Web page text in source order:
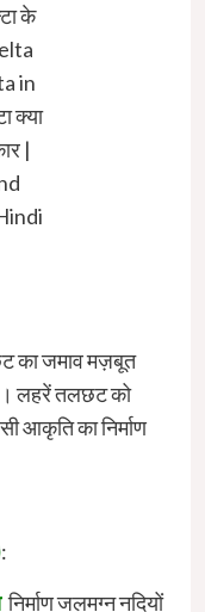
के
in
क्या
|
का जमाव मज़बूत
लहरें तलछट को
आकृति का निर्माण
:
निर्माण जलमग्न नदियों